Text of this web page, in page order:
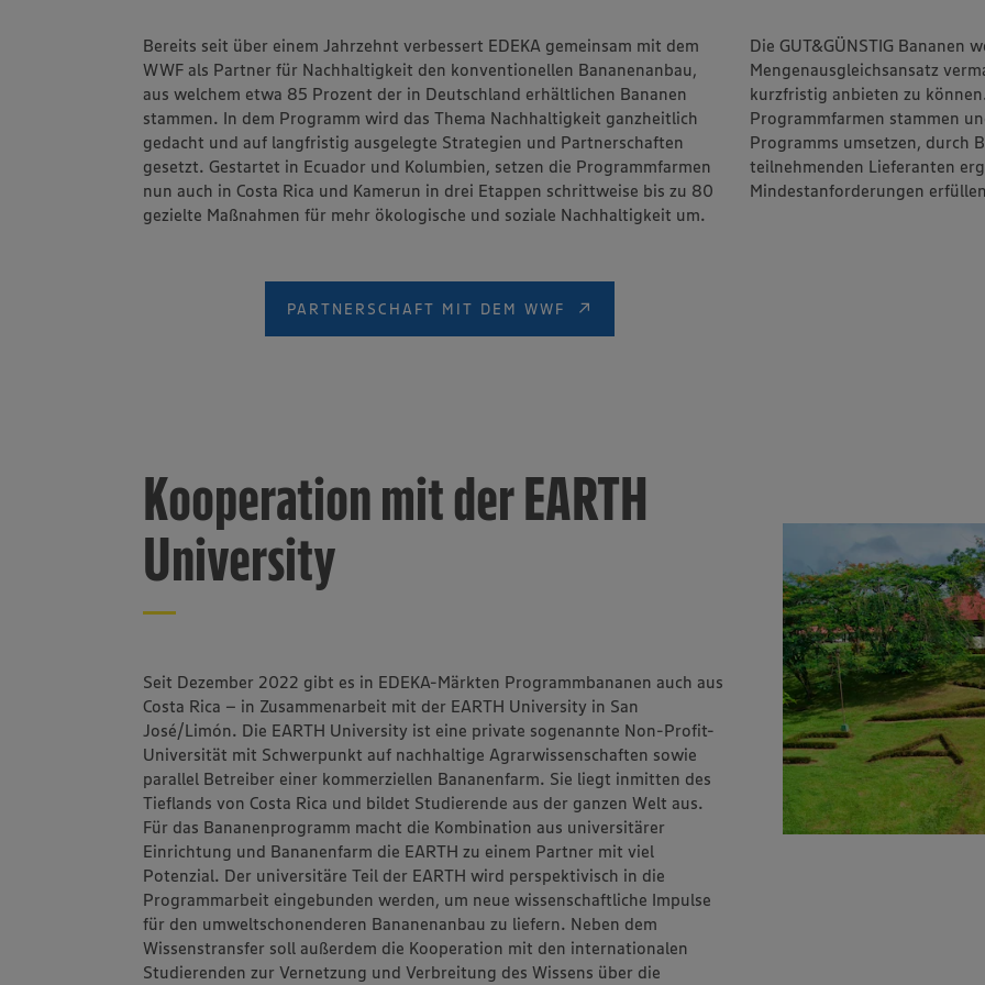
Bereits seit über einem Jahrzehnt verbessert EDEKA gemeinsam mit dem
WWF als Partner für Nachhaltigkeit den konventionellen Bananenanbau,
aus welchem etwa 85 Prozent der in Deutschland erhältlichen Bananen
stammen. In dem Programm wird das Thema Nachhaltigkeit ganzheitlich
gedacht und auf langfristig ausgelegte Strategien und Partnerschaften
gesetzt. Gestartet in Ecuador und Kolumbien, setzen die Programmfarmen
nun auch in Costa Rica und Kamerun in drei Etappen schrittweise bis zu 80
gezielte Maßnahmen für mehr ökologische und soziale Nachhaltigkeit um.
Die GUT&GÜNSTIG Bananen werden vorerst mit einem
Mengenausgleichsansatz vermarktet, um die größere Verkaufsmenge
kurzfristig anbieten zu können. Das bedeutet, dass die Früchte, die von
Programmfarmen stammen und die Nachhaltigkeitsanforderungen des
Programms umsetzen, durch Bananen von anderen Farmen der
teilnehmenden Lieferanten ergänzt werden, die bisher nur die
Mindestanforderungen
PARTNERSCHAFT MIT DEM WWF
Kooperation mit der EARTH
University
Seit Dezember 2022 gibt es in EDEKA-Märkten Programmbananen auch aus
Costa Rica – in Zusammenarbeit mit der EARTH University in San
José/Limón. Die EARTH University ist eine private sogenannte Non-Profit-
Universität mit Schwerpunkt auf nachhaltige Agrarwissenschaften sowie
parallel Betreiber einer kommerziellen Bananenfarm. Sie liegt inmitten des
Tieflands von Costa Rica und bildet Studierende aus der ganzen Welt aus.
Für das Bananenprogramm macht die Kombination aus uni­versitärer
Einrichtung und Bananenfarm die EARTH zu einem Partner mit viel
Potenzial. Der universitäre Teil der EARTH wird perspektivisch in die
Programmarbeit eingebunden werden, um neue wissenschaftliche Impulse
für den umweltschonenderen Bananen­anbau zu liefern. Neben dem
Wissenstransfer soll außerdem die Kooperation mit den inter­nationalen
Studierenden zur Vernetzung und Verbreitung des Wissens über die